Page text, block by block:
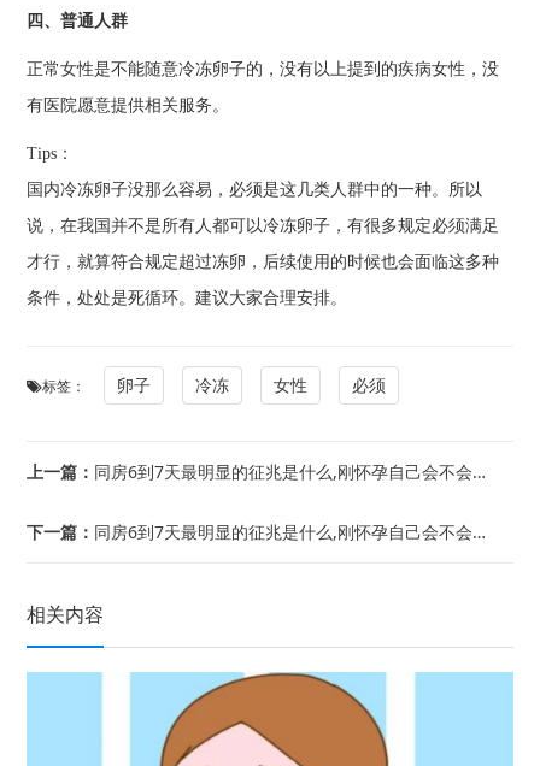
四、普通人群
正常女性是不能随意冷冻卵子的，没有以上提到的疾病女性，没
有医院愿意提供相关服务。
Tips：
国内冷冻卵子没那么容易，必须是这几类人群中的一种。所以
说，在我国并不是所有人都可以冷冻卵子，有很多规定必须满足
才行，就算符合规定超过冻卵，后续使用的时候也会面临这多种
条件，处处是死循环。建议大家合理安排。
标签： 卵子 冷冻 女性 必须
上一篇： 同房6到7天最明显的征兆是什么,刚怀孕自己会不会有感觉
下一篇： 同房6到7天最明显的征兆是什么,刚怀孕自己会不会有感觉
相关内容